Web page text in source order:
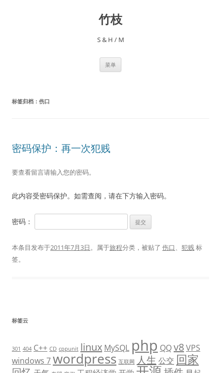
竹枝
S & H / M
菜单
标签归档： 伤口
密码保护：再一次犯贱
要查看留言请输入您的密码。
此内容受密码保护。如需查阅，请在下方输入密码。
密码：
本条目发布于2011年7月3日。属于旅程分类，被贴了 伤口、 犯贱标
签。
标签云
301 404 C++ CD cppunit linux MySQL php QQv8VPS
windows 7wordpress 互联网 人生 公交 回家